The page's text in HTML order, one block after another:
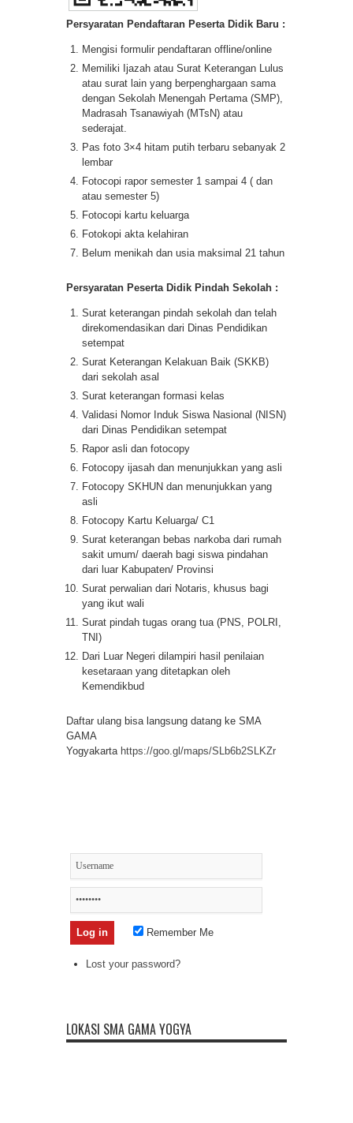
Persyaratan Pendaftaran Peserta Didik Baru :
Mengisi formulir pendaftaran offline/online
Memiliki Ijazah atau Surat Keterangan Lulus
atau surat lain yang berpenghargaan sama
dengan Sekolah Menengah Pertama (SMP),
Madrasah Tsanawiyah (MTsN) atau
sederajat.
Pas foto 3×4 hitam putih terbaru sebanyak 2
lembar
Fotocopi rapor semester 1 sampai 4 ( dan
atau semester 5)
Fotocopi kartu keluarga
Fotokopi akta kelahiran
Belum menikah dan usia maksimal 21 tahun
Persyaratan Peserta Didik Pindah Sekolah :
Surat keterangan pindah sekolah dan telah
direkomendasikan dari Dinas Pendidikan
setempat
Surat Keterangan Kelakuan Baik (SKKB)
dari sekolah asal
Surat keterangan formasi kelas
Validasi Nomor Induk Siswa Nasional (NISN)
dari Dinas Pendidikan setempat
Rapor asli dan fotocopy
Fotocopy ijasah dan menunjukkan yang asli
Fotocopy SKHUN dan menunjukkan yang
asli
Fotocopy Kartu Keluarga/ C1
Surat keterangan bebas narkoba dari rumah
sakit umum/ daerah bagi siswa pindahan
dari luar Kabupaten/ Provinsi
Surat perwalian dari Notaris, khusus bagi
yang ikut wali
Surat pindah tugas orang tua (PNS, POLRI,
TNI)
Dari Luar Negeri dilampiri hasil penilaian
kesetaraan yang ditetapkan oleh
Kemendikbud
Daftar ulang bisa langsung datang ke SMA
GAMA
Yogyakarta https://goo.gl/maps/SLb6b2SLKZr
Remember Me
Lost your password?
LOKASI SMA GAMA YOGYA